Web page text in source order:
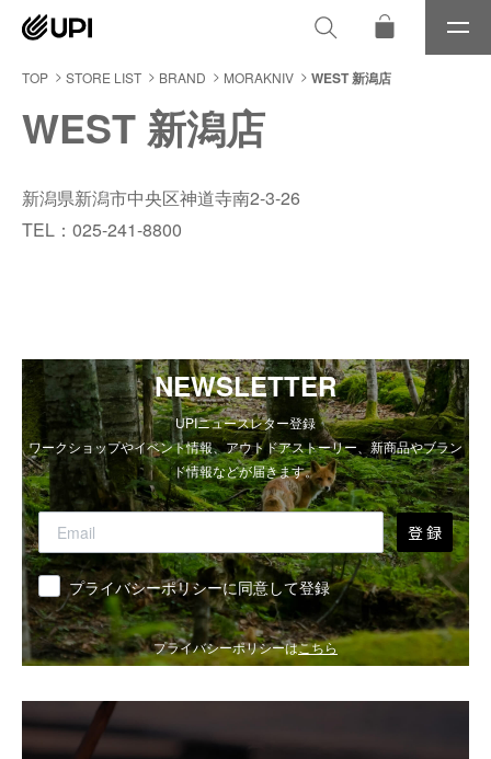
メ
ニ
TOP STORE LIST BRAND MORAKNIV WEST 新潟店
WEST 新潟店
新潟県新潟市中央区神道寺南2-3-26
TEL：025-241-8800
NEWSLETTER
UPIニュースレター登録
ワークショップやイベント情報、アウトドアストーリー、新商品やブラン
ド情報などが届きます。
登 録
同意 プライバシーポリシーに同意して登録
プライバシーポリシーはこちら